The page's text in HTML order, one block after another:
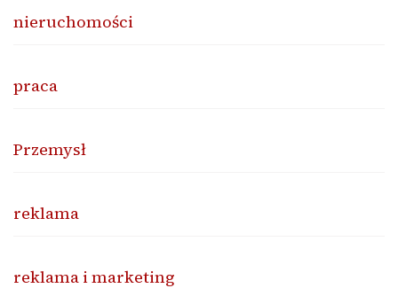
nieruchomości
praca
Przemysł
reklama
reklama i marketing